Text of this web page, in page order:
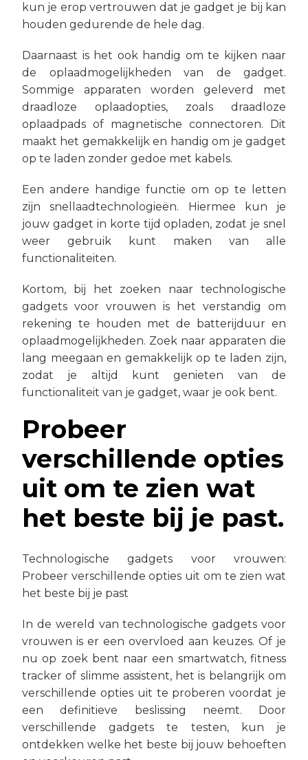
kun je erop vertrouwen dat je gadget je bij kan
houden gedurende de hele dag.
Daarnaast is het ook handig om te kijken naar
de oplaadmogelijkheden van de gadget.
Sommige apparaten worden geleverd met
draadloze oplaadopties, zoals draadloze
oplaadpads of magnetische connectoren. Dit
maakt het gemakkelijk en handig om je gadget
op te laden zonder gedoe met kabels.
Een andere handige functie om op te letten
zijn snellaadtechnologieën. Hiermee kun je
jouw gadget in korte tijd opladen, zodat je snel
weer gebruik kunt maken van alle
functionaliteiten.
Kortom, bij het zoeken naar technologische
gadgets voor vrouwen is het verstandig om
rekening te houden met de batterijduur en
oplaadmogelijkheden. Zoek naar apparaten die
lang meegaan en gemakkelijk op te laden zijn,
zodat je altijd kunt genieten van de
functionaliteit van je gadget, waar je ook bent.
Probeer
verschillende opties
uit om te zien wat
het beste bij je past.
Technologische gadgets voor vrouwen:
Probeer verschillende opties uit om te zien wat
het beste bij je past
In de wereld van technologische gadgets voor
vrouwen is er een overvloed aan keuzes. Of je
nu op zoek bent naar een smartwatch, fitness
tracker of slimme assistent, het is belangrijk om
verschillende opties uit te proberen voordat je
een definitieve beslissing neemt. Door
verschillende gadgets te testen, kun je
ontdekken welke het beste bij jouw behoeften